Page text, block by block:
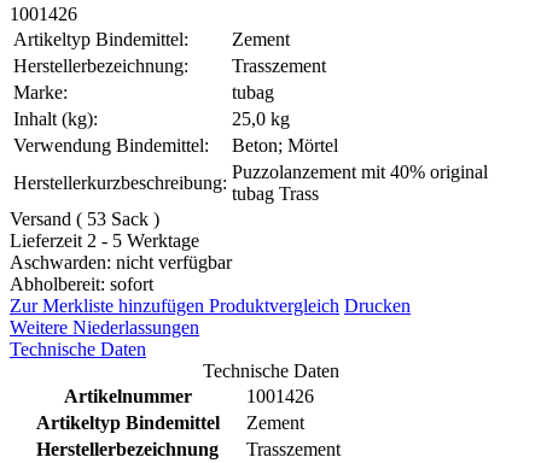
1001426
Artikeltyp Bindemittel:
Zement
Herstellerbezeichnung:
Trasszement
Marke:
tubag
Inhalt (kg):
25,0 kg
Verwendung Bindemittel:
Beton; Mörtel
Herstellerkurzbeschreibung:
Puzzolanzement mit 40% original
tubag Trass
Versand ( 53 Sack )
Lieferzeit 2 - 5 Werktage
Aschwarden: nicht verfügbar
Abholbereit: sofort
Zur Merkliste hinzufügen Produktvergleich Drucken
Weitere Niederlassungen
Technische Daten
Technische Daten
Artikelnummer
1001426
Artikeltyp Bindemittel
Zement
Herstellerbezeichnung
Trasszement